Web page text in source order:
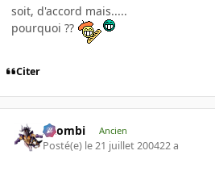
soit, d'accord mais.....
pourquoi ??
Citer
XZombi Ancien
Posté(e) le 21 juillet 200422 a